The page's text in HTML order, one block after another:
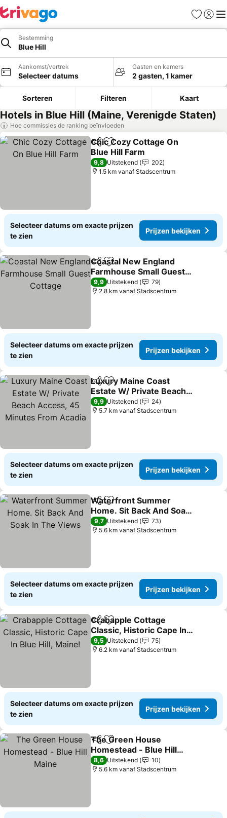
Favorieten
Bestemming
Blue Hill
Aankomst/vertrek
Selecteer datums
Gasten en kamers
2 gasten, 1 kamer
Sorteren Filteren Kaart
Hotels in Blue Hill (Maine, Verenigde Staten)
Hoe commissies de ranking beïnvloeden
DelenToevoegen aan favorieten
Chic Cozy Cottage On
Blue Hill Farm
Prijzen bekijken
9,8 Uitstekend
202
1.5 km vanaf Stadscentrum
Selecteer datums om exacte prijzen
te zien
Prijzen bekijken
DelenToevoegen aan favorieten
Coastal New England
Farmhouse Small Guest
Cottage
Prijzen bekijken
9,9 Uitstekend
79
2.8 km vanaf Stadscentrum
Selecteer datums om exacte prijzen
te zien
Prijzen bekijken
DelenToevoegen aan favorieten
Luxury Maine Coast
Estate W/ Private Beach
Access, 45 Minutes From
Acadia
Prijzen bekijken
9,9 Uitstekend
24
5.7 km vanaf Stadscentrum
Selecteer datums om exacte prijzen
te zien
Prijzen bekijken
DelenToevoegen aan favorieten
Waterfront Summer
Home. Sit Back And Soak
In The Views
Prijzen bekijken
9,7 Uitstekend
73
5.6 km vanaf Stadscentrum
Selecteer datums om exacte prijzen
te zien
Prijzen bekijken
DelenToevoegen aan favorieten
Crabapple Cottage
Classic, Historic Cape In
Blue Hill, Maine!
Prijzen bekijken
9,5 Uitstekend
75
6.2 km vanaf Stadscentrum
Selecteer datums om exacte prijzen
te zien
Prijzen bekijken
DelenToevoegen aan favorieten
The Green House
Homestead - Blue Hill
Maine
Prijzen bekijken
8,6 Uitstekend
10
5.6 km vanaf Stadscentrum